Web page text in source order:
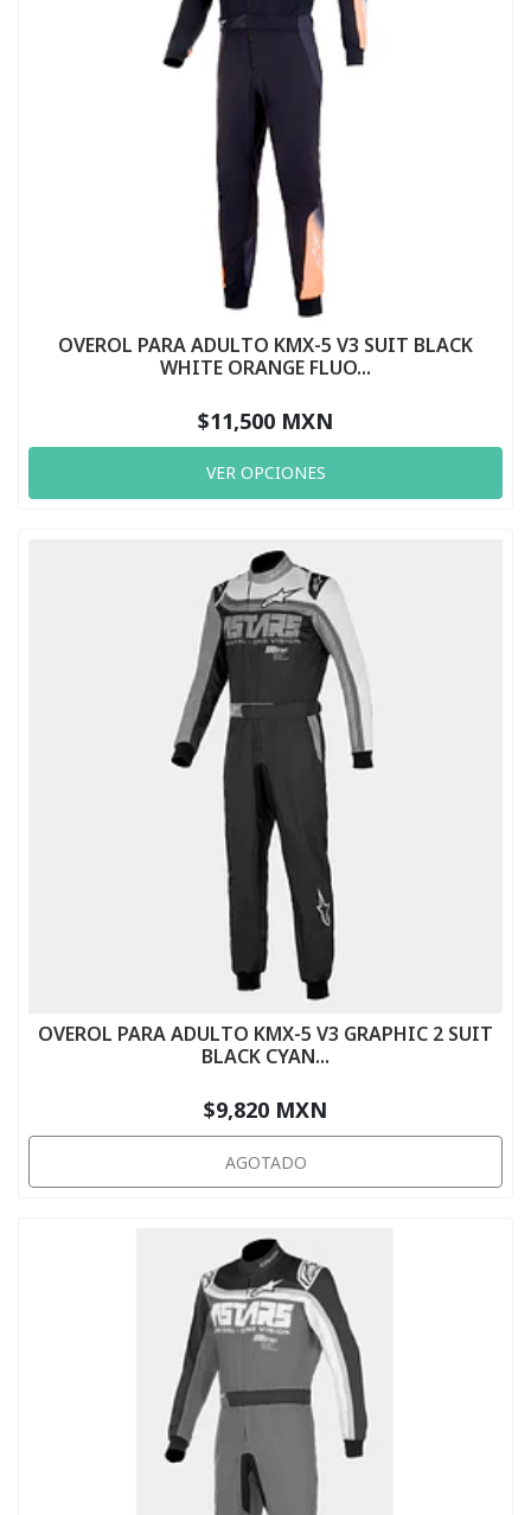
OVEROL PARA ADULTO KMX-5 V3 SUIT BLACK
WHITE ORANGE FLUO...
$11,500 MXN
VER OPCIONES
OVEROL PARA ADULTO KMX-5 V3 GRAPHIC 2 SUIT
BLACK CYAN...
$9,820 MXN
AGOTADO